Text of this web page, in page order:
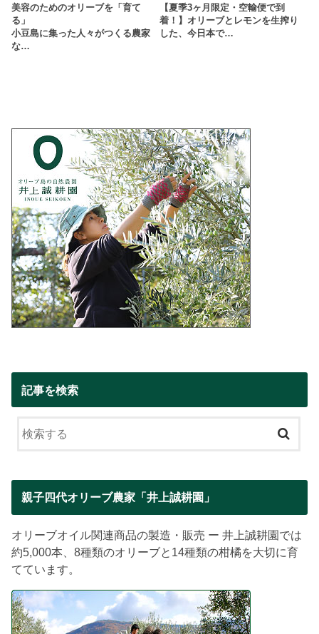
美容のためのオリーブを「育て
る」
小豆島に集った人々がつくる農家
な…
【夏季3ヶ月限定・空輸便で到
着！】オリーブとレモンを生搾り
した、今日本で…
記事を検索
親子四代オリーブ農家「井上誠耕園」
オリーブオイル関連商品の製造・販売 ー 井上誠耕園では
約5,000本、8種類のオリーブと14種類の柑橘を大切に育
てています。